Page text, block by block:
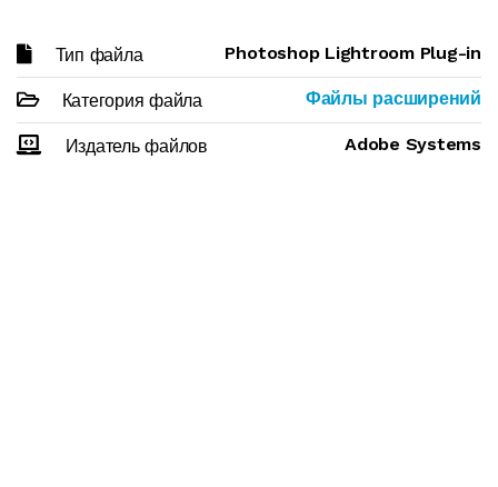
Тип файла Photoshop Lightroom Plug-in
Категория файла Файлы расширений
Издатель файлов Adobe Systems